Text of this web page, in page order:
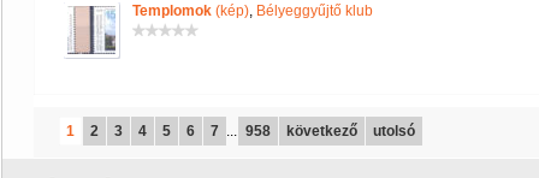
Templomok (kép), Bélyeggyűjtő klub
1 2 3 4 5 6 7 ... 958 következő utolsó